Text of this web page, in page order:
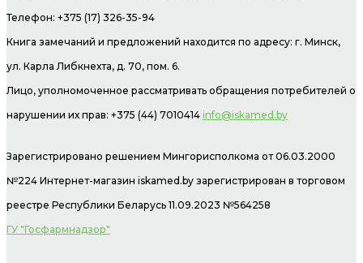
Телефон: +375 (17) 326-35-94
Книга замечаний и предложений находится по адресу: г. Минск,
ул. Карла Либкнехта, д. 70, пом. 6.
Лицо, уполномоченное рассматривать обращения потребителей о
нарушении их прав: +375 (44) 7010414 info@iskamed.by
Зарегистрировано решением Мингорисполкома от 06.03.2000
№224 Интернет-магазин iskamed.by зарегистрирован в торговом
реестре Республики Беларусь 11.09.2023 №564258
ГУ "Госфармнадзор"